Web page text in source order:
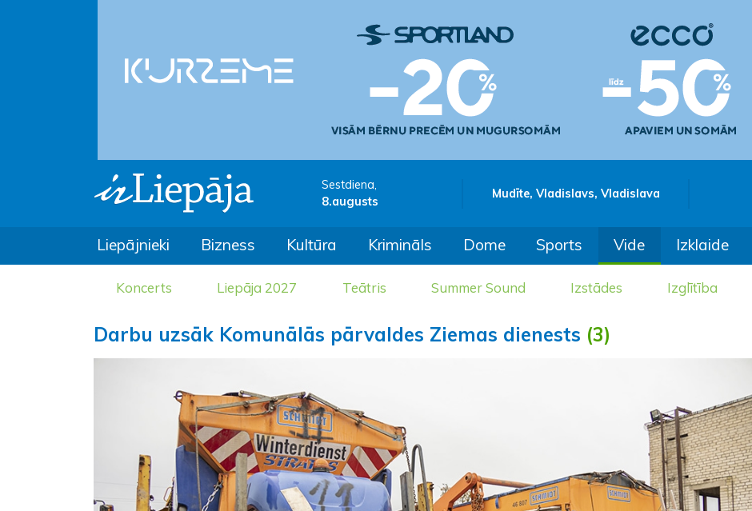
Sestdiena,
8.augusts
Mudīte, Vladislavs, Vladislava
Liepājnieki Bizness Kultūra Krimināls Dome Sports Vide Izklaide
Koncerts Liepāja 2027 Teātris Summer Sound Izstādes Izglītība
Darbu uzsāk Komunālās pārvaldes Ziemas dienests (3)